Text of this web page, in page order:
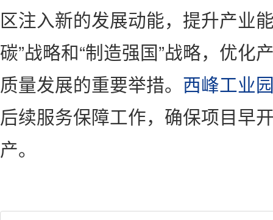
区注入新的发展动能，提升产业
碳”战略和“制造强国”战略，优化
质量发展的重要举措。 西峰工业
后续服务保障工作，确保项目早
产。